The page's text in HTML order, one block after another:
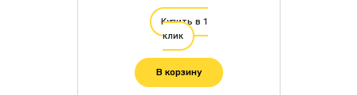
Купить в 1
клик
В корзину